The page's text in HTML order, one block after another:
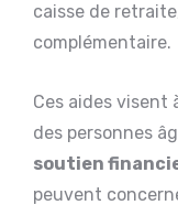
caisse de
complémentaire.
Ces aides visent
des personnes
soutien
peuvent